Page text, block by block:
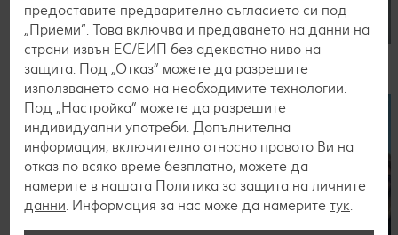
Процес по кандидатстване
предоставите предварително съгласието си под
„Приеми“. Това включва и предаването на данни на
страни извън ЕС/ЕИП без адекватно ниво на
защита. Под „Отказ“ можете да разрешите
използването само на необходимите технологии.
Под „Настройка“ можете да разрешите
индивидуални употреби. Допълнителна
информация, включително относно правото Ви на
отказ по всяко време безплатно, можете да
намерите в нашата Политика за защита на личните
данни. Информация за нас може да намерите тук.